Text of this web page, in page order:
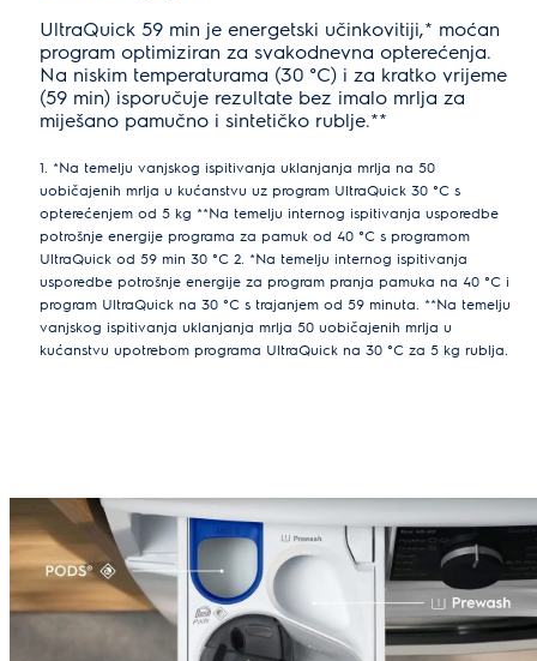
UltraQuick 59 min je energetski učinkovitiji,* moćan
program optimiziran za svakodnevna opterećenja.
Na niskim temperaturama (30 °C) i za kratko vrijeme
(59 min) isporučuje rezultate bez imalo mrlja za
miješano pamučno i sintetičko rublje.**
1. *Na temelju vanjskog ispitivanja uklanjanja mrlja na 50
uobičajenih mrlja u kućanstvu uz program UltraQuick 30 °C s
opterećenjem od 5 kg **Na temelju internog ispitivanja usporedbe
potrošnje energije programa za pamuk od 40 °C s programom
UltraQuick od 59 min 30 °C 2. *Na temelju internog ispitivanja
usporedbe potrošnje energije za program pranja pamuka na 40 °C i
program UltraQuick na 30 °C s trajanjem od 59 minuta. **Na temelju
vanjskog ispitivanja uklanjanja mrlja 50 uobičajenih mrlja u
kućanstvu upotrebom programa UltraQuick na 30 °C za 5 kg rublja.